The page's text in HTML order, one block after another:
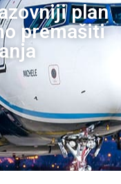
plan
premašiti